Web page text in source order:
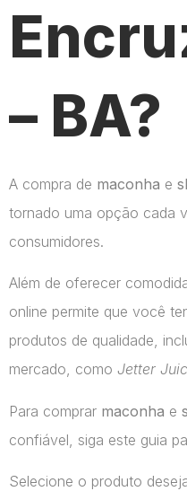
– BA?
A compra de maconha e
tornado uma opção cada
consumidores.
Além de oferecer
online permite que você
produtos de qualidade,
mercado, como Jetter
Para comprar maconha e
confiável, siga este guia
Selecione o produto